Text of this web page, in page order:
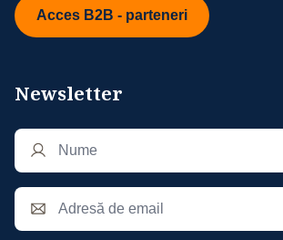
Acces B2B - parteneri
Newsletter